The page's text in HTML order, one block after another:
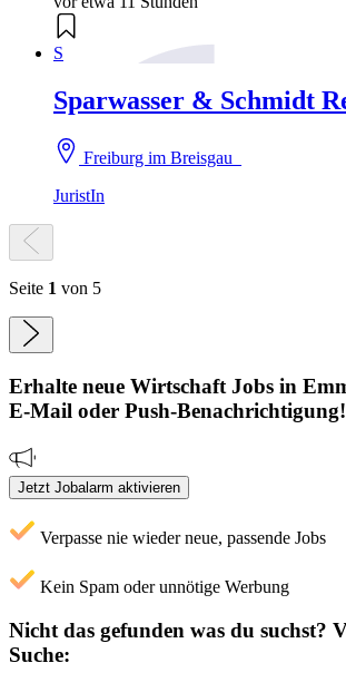
S
Sparwasser & Schmidt
Freiburg im Breisgau
JuristIn
Seite 1 von 5
Erhalte neue Wirtschaft Jobs in
E-Mail oder Push-Benachrichtigung!
Jetzt Jobalarm aktivieren
Verpasse nie wieder neue, passende Jobs
Kein Spam oder unnötige Werbung
Nicht das gefunden was du suchst?
Suche: